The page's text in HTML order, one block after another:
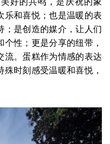
乐和喜悦；也是温暖的表
；是创造的媒介，让人们
性；更是分享的纽带，
流。蛋糕作为情感的表达
时刻感受温暖和喜悦，